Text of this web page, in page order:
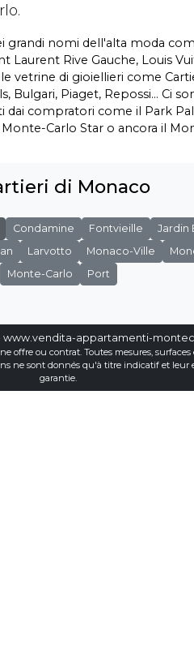
grandi nomi dell'alta moda
Laurent Rive Gauche, Louis
vetrine di gioiellieri come
Bulgari, Piaget, Repossi... Ci
dai compratori come il Park
Carlo Star o ancora il
di Monaco
Condamine Fontvieille
Jardin
Larvotto Monaco-Ville
Monte-Carlo
Port
www.vendita-appartamenti-
offre ou contrat. Toutes mesures, surfaces
ne sont donnés qu'à titre indicatif et leur
garantie.